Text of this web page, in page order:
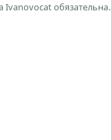
Ivanovocat обязательна.